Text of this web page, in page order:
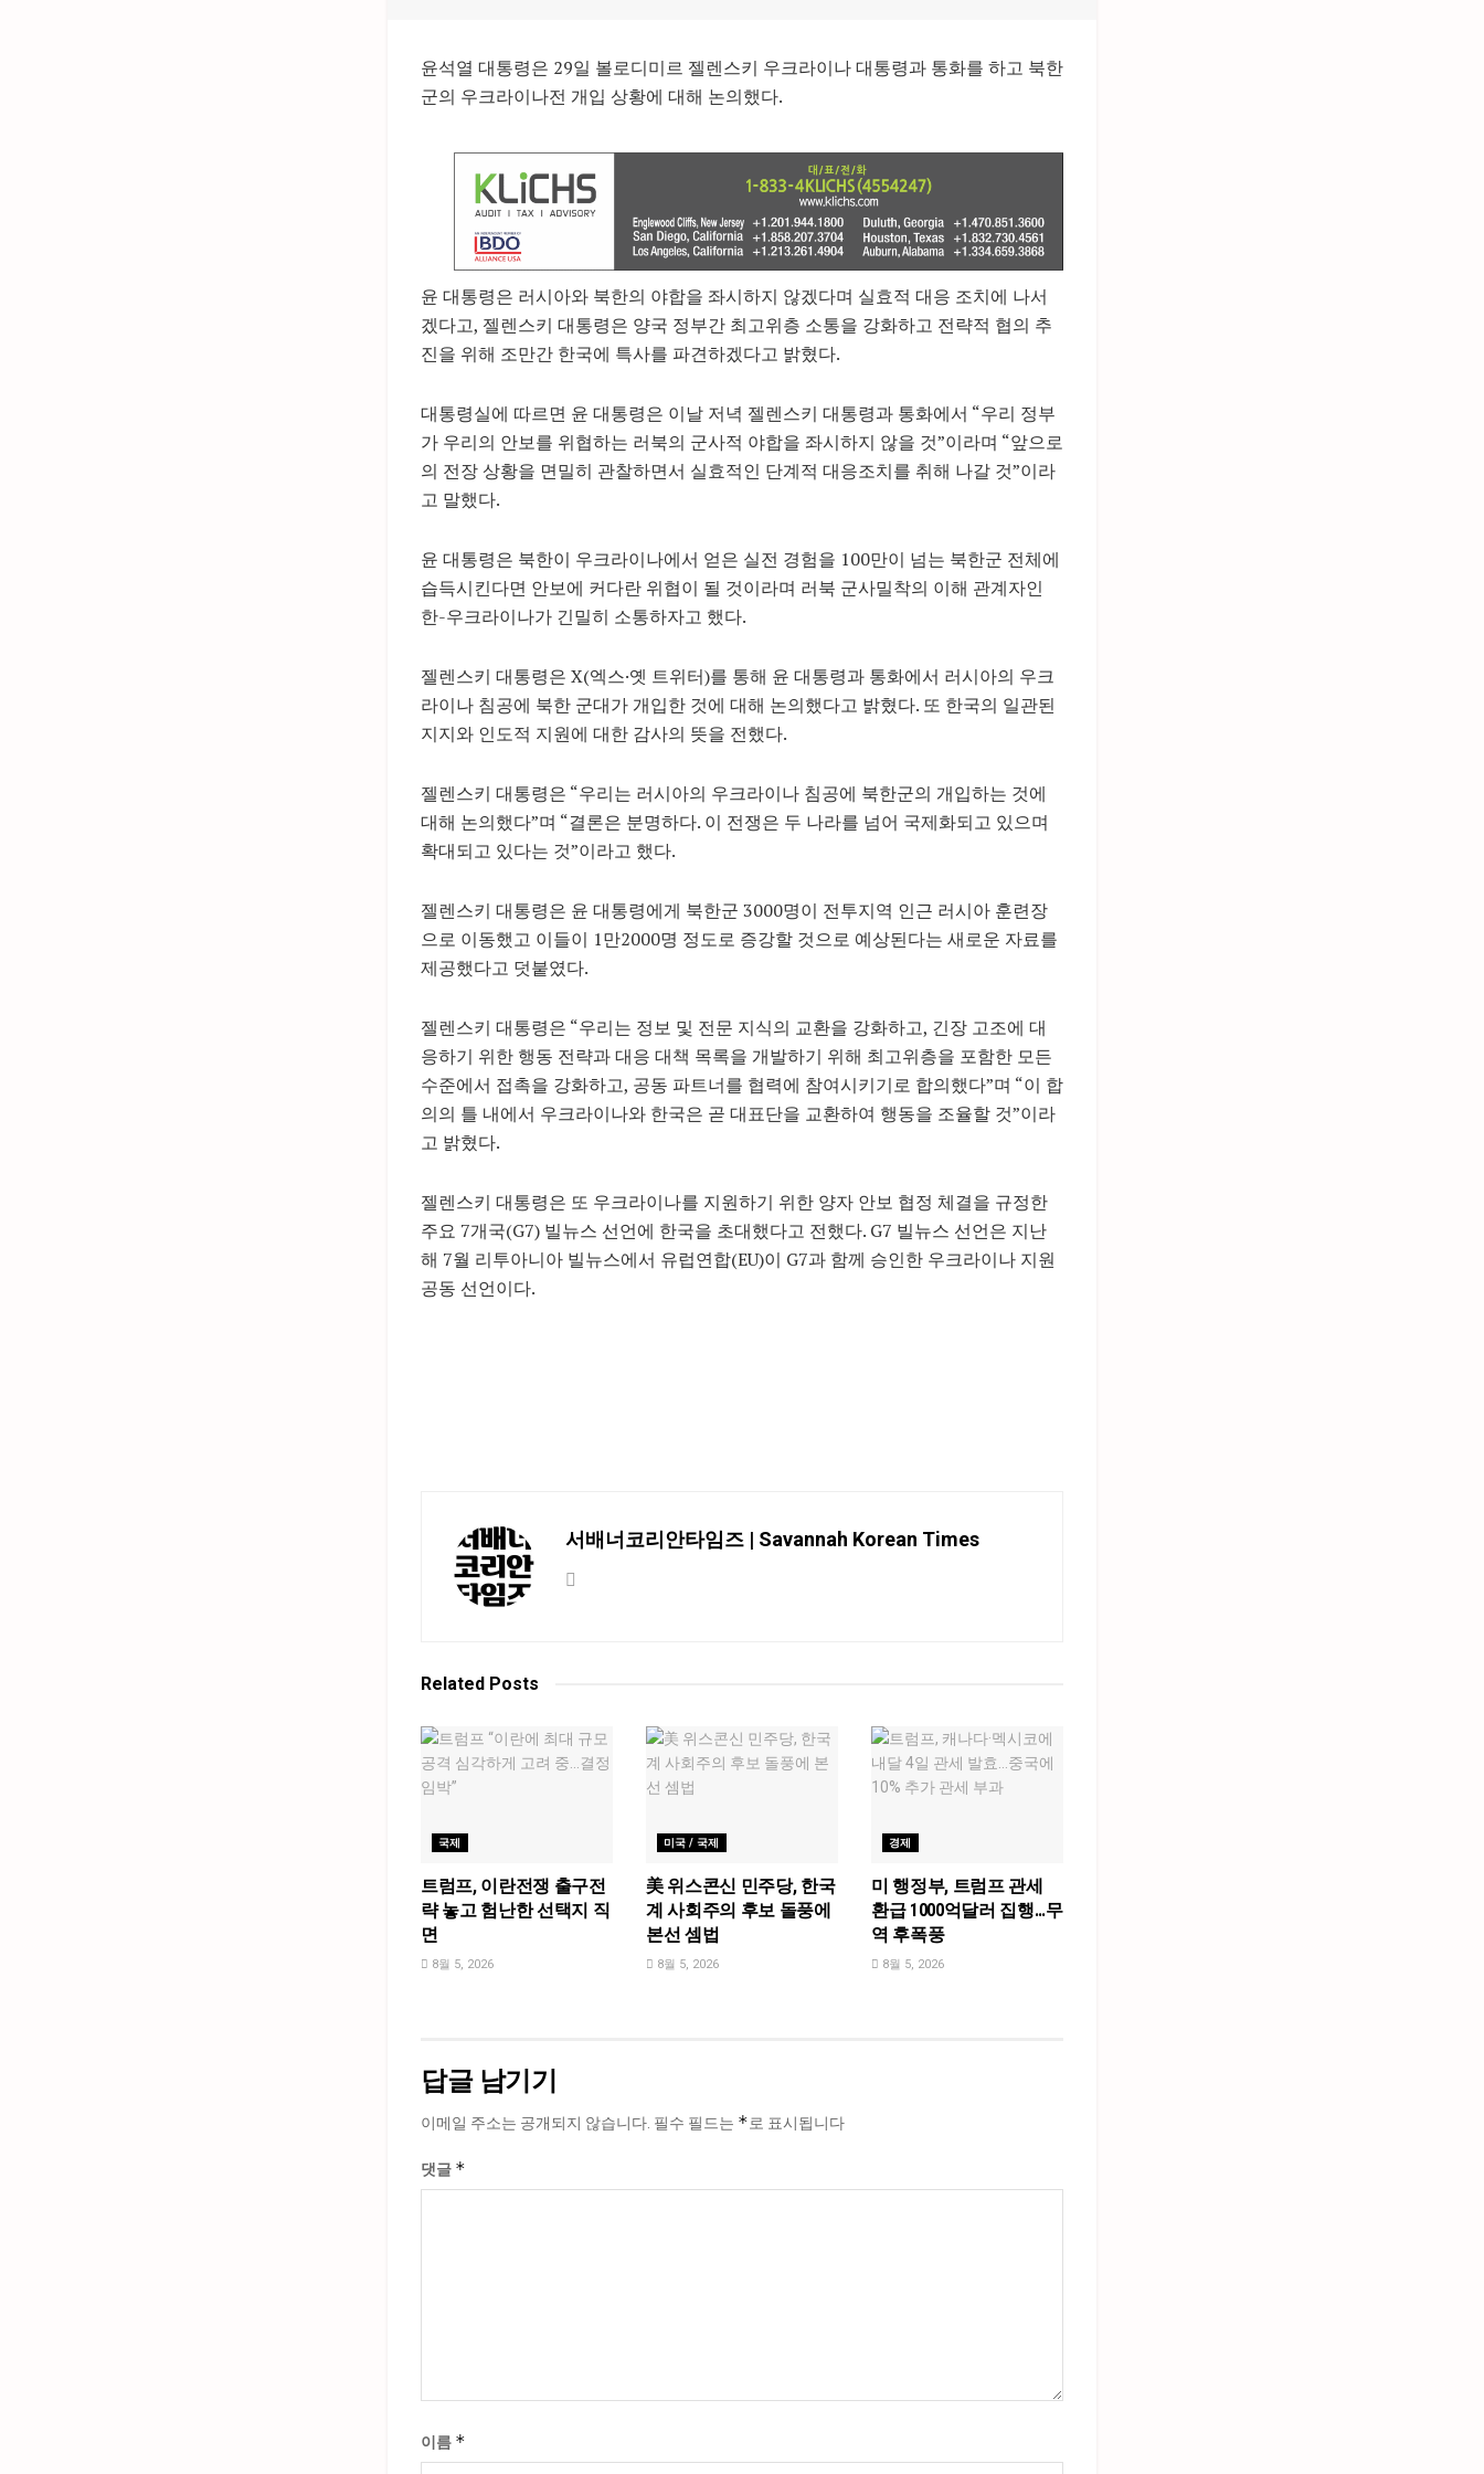
윤석열 대통령은 29일 볼로디미르 젤렌스키 우크라이나 대통령과 통화를 하고 북한
군의 우크라이나전 개입 상황에 대해 논의했다.
윤 대통령은 러시아와 북한의 야합을 좌시하지 않겠다며 실효적 대응 조치에 나서
겠다고, 젤렌스키 대통령은 양국 정부간 최고위층 소통을 강화하고 전략적 협의 추
진을 위해 조만간 한국에 특사를 파견하겠다고 밝혔다.
대통령실에 따르면 윤 대통령은 이날 저녁 젤렌스키 대통령과 통화에서 “우리 정부
가 우리의 안보를 위협하는 러북의 군사적 야합을 좌시하지 않을 것”이라며 “앞으로
의 전장 상황을 면밀히 관찰하면서 실효적인 단계적 대응조치를 취해 나갈 것”이라
고 말했다.
윤 대통령은 북한이 우크라이나에서 얻은 실전 경험을 100만이 넘는 북한군 전체에
습득시킨다면 안보에 커다란 위협이 될 것이라며 러북 군사밀착의 이해 관계자인
한-우크라이나가 긴밀히 소통하자고 했다.
젤렌스키 대통령은 X(엑스·옛 트위터)를 통해 윤 대통령과 통화에서 러시아의 우크
라이나 침공에 북한 군대가 개입한 것에 대해 논의했다고 밝혔다. 또 한국의 일관된
지지와 인도적 지원에 대한 감사의 뜻을 전했다.
젤렌스키 대통령은 “우리는 러시아의 우크라이나 침공에 북한군의 개입하는 것에
대해 논의했다”며 “결론은 분명하다. 이 전쟁은 두 나라를 넘어 국제화되고 있으며
확대되고 있다는 것”이라고 했다.
젤렌스키 대통령은 윤 대통령에게 북한군 3000명이 전투지역 인근 러시아 훈련장
으로 이동했고 이들이 1만2000명 정도로 증강할 것으로 예상된다는 새로운 자료를
제공했다고 덧붙였다.
젤렌스키 대통령은 “우리는 정보 및 전문 지식의 교환을 강화하고, 긴장 고조에 대
응하기 위한 행동 전략과 대응 대책 목록을 개발하기 위해 최고위층을 포함한 모든
수준에서 접촉을 강화하고, 공동 파트너를 협력에 참여시키기로 합의했다”며 “이 합
의의 틀 내에서 우크라이나와 한국은 곧 대표단을 교환하여 행동을 조율할 것”이라
고 밝혔다.
젤렌스키 대통령은 또 우크라이나를 지원하기 위한 양자 안보 협정 체결을 규정한
주요 7개국(G7) 빌뉴스 선언에 한국을 초대했다고 전했다. G7 빌뉴스 선언은 지난
해 7월 리투아니아 빌뉴스에서 유럽연합(EU)이 G7과 함께 승인한 우크라이나 지원
공동 선언이다.
서배너코리안타임즈 | Savannah Korean Times
Related Posts
국제
트럼프, 이란전쟁 출구전
략 놓고 험난한 선택지 직
면
8월 5, 2026
미국 / 국제
美 위스콘신 민주당, 한국
계 사회주의 후보 돌풍에
본선 셈법
8월 5, 2026
경제
미 행정부, 트럼프 관세
환급 1000억달러 집행…무
역 후폭풍
8월 5, 2026
답글 남기기
이메일 주소는 공개되지 않습니다. 필수 필드는 *로 표시됩니다
댓글 *
이름 *